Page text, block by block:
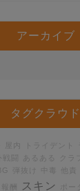
アーカイブ
タグクラウド
トライデント
闘 クラ
弾抜け
酬 スキン ポー